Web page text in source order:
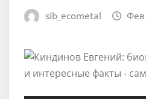
sib_ecometal Фев